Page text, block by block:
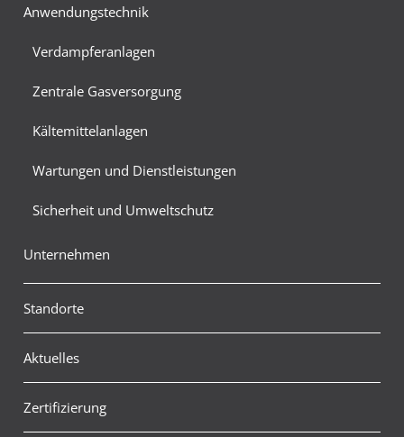
Anwendungstechnik
Verdampferanlagen
Zentrale Gasversorgung
Kältemittelanlagen
Wartungen und Dienstleistungen
Sicherheit und Umweltschutz
Unternehmen
Standorte
Aktuelles
Zertifizierung